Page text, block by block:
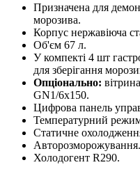
Призначена для
морозива.
Корпус нержавіюча
Об'єм 67 л.
У компекті 4 шт
для зберігання
Опціонально:
GN1/6х150.
Цифрова панель
Температурний
Статичне
Авторозморожування.
Холодогент R290.